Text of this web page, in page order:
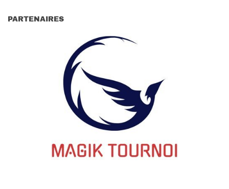
PARTENAIRES